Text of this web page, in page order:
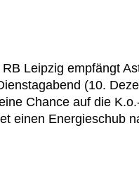
RB Leipzig empfängt
(10.
Chance auf die
einen Energieschub